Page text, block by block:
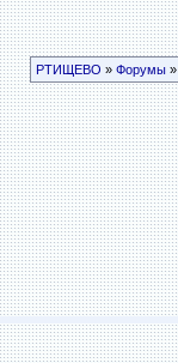
РТИЩЕВО » Форумы»